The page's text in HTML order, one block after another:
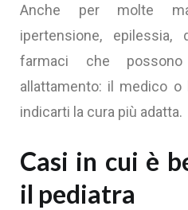
Anche per molte
ipertensione,
farmaci che
allattamento: il medico o
indicarti la cura più adatta.‍
Casi in cui è
il pediatra